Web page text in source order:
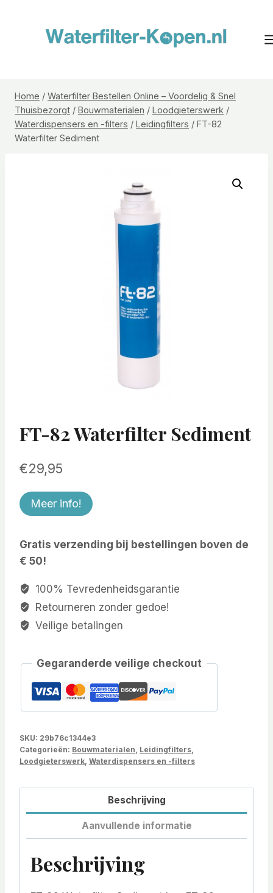
Home / Waterfilter Bestellen Online – Voordelig & Snel
Thuisbezorgt / Bouwmaterialen / Loodgieterswerk /
Waterdispensers en -filters / Leidingfilters / FT-82
Waterfilter Sediment
FT-82 Waterfilter Sediment
€29,95
Meer info!
Gratis verzending bij bestellingen boven de
€ 50!
100% Tevredenheidsgarantie
Retourneren zonder gedoe!
Veilige betalingen
Gegaranderde veilige checkout
SKU: 29b76c1344e3
Categorieën: Bouwmaterialen Leidingfilters
Loodgieterswerk Waterdispensers en -filters
Beschrijving
Aanvullende informatie
Beschrijving